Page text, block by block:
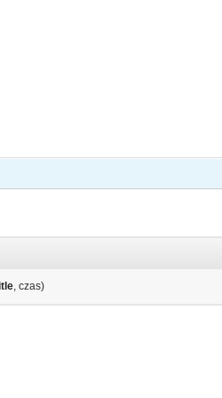
, czas)